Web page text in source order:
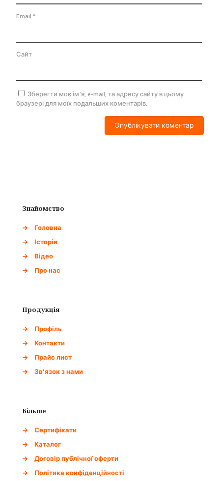
Email *
Сайт
Зберегти моє ім'я, e-mail, та адресу сайту в цьому
браузері для моїх подальших коментарів.
Знайомство
→
Головна
→
Історія
→
Відео
→
Про нас
Продукція
→
Профіль
→
Контакти
→
Прайс лист
→
Зв'язок з нами
Більше
→
Сертифікати
→
Каталог
→
Договір публічної оферти
→
Політика конфіденційності